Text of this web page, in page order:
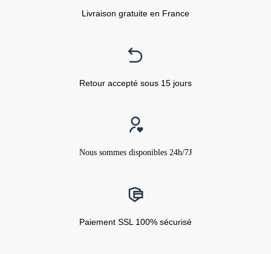
Livraison gratuite en France
Retour accepté sous 15 jours
Nous sommes disponibles 24h/7J
Paiement SSL 100% sécurisé